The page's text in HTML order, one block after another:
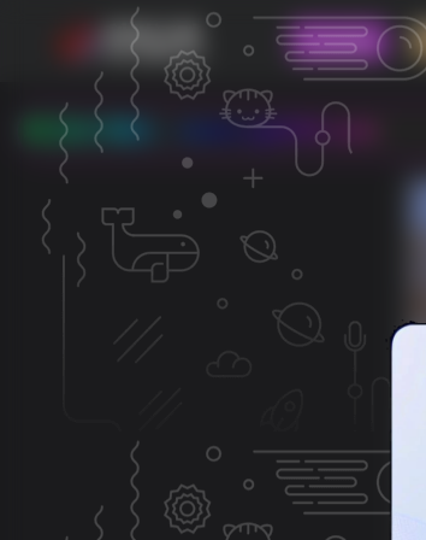
论坛首页
地址：www.xg0839.com